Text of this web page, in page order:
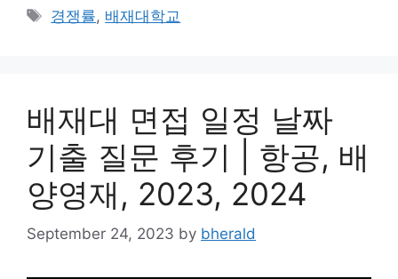
Tags
경쟁률, 배재대학교
배재대 면접 일정 날짜
기출 질문 후기 | 항공, 배
양영재, 2023, 2024
September 24, 2023 by bherald